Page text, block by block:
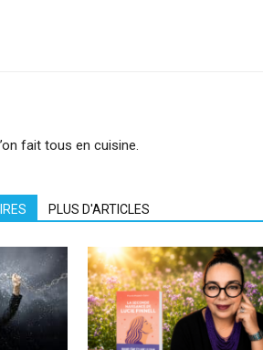
fait tous en cuisine.
PLUS D'ARTICLES